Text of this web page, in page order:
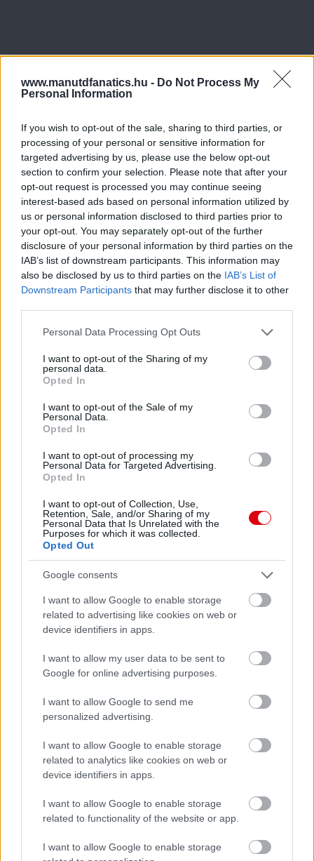
www.manutdfanatics.hu - Do Not Process My
Personal Information
If you wish to opt-out of the sale, sharing to third parties, or
processing of your personal or sensitive information for
targeted advertising by us, please use the below opt-out
section to confirm your selection. Please note that after your
opt-out request is processed you may continue seeing
interest-based ads based on personal information utilized by
us or personal information disclosed to third parties prior to
your opt-out. You may separately opt-out of the further
disclosure of your personal information by third parties on the
IAB’s list of downstream participants. This information may
also be disclosed by us to third parties on the IAB’s List of
Downstream Participants that may further disclose it to other
Please note that this website/app uses one or more Google
not limited to your visit or usage behaviour. You may click to
grant or deny consent to Google and its third-party tags to
use your data for below specified purposes in below Google
consent section.
Personal Data Processing Opt Outs
I want to opt-out of the Sharing of my
personal data.
Opted In
I want to opt-out of the Sale of my
Personal Data.
Opted In
I want to opt-out of processing my
Personal Data for Targeted Advertising.
Opted In
I want to opt-out of Collection, Use,
Retention, Sale, and/or Sharing of my
Personal Data that Is Unrelated with the
Purposes for which it was collected.
Opted Out
Google consents
I want to allow Google to enable storage
related to advertising like cookies on web or
device identifiers in apps.
I want to allow my user data to be sent to
Google for online advertising purposes.
I want to allow Google to send me
personalized advertising.
I want to allow Google to enable storage
related to analytics like cookies on web or
device identifiers in apps.
I want to allow Google to enable storage
related to functionality of the website or app.
I want to allow Google to enable storage
Paris Saint-Germain
Manchester United
Nya Ullevi, Göteborg
2026-08-08 17:00
1 nap 15 óra 49 perc 34 másodperc